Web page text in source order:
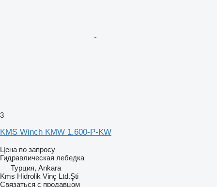
3
KMS Winch KMW 1.600-P-KW
Цена по запросу
Гидравлическая лебедка
Турция, Ankara
Kms Hidrolik Vinç Ltd.Şti
Связаться с продавцом